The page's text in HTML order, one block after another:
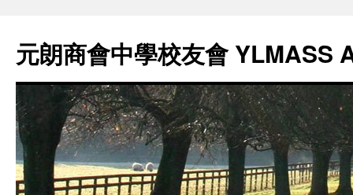
元朗商會中學校友會 YLMASS